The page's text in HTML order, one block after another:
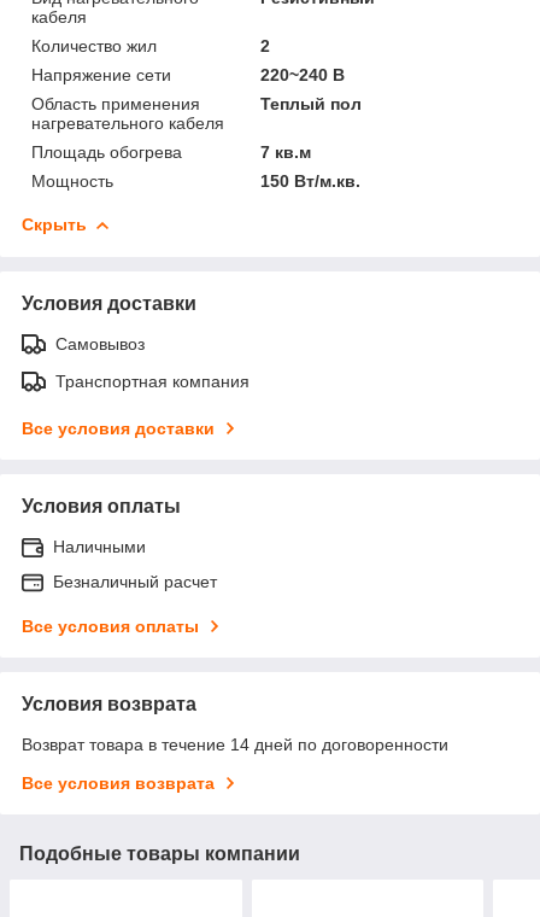
кабеля
Количество жил
2
Напряжение сети
220~240 В
Область применения
нагревательного кабеля
Теплый пол
Площадь обогрева
7 кв.м
Мощность
150 Вт/м.кв.
Скрыть
Условия доставки
Самовывоз
Транспортная компания
Все условия доставки
Условия оплаты
Наличными
Безналичный расчет
Все условия оплаты
Условия возврата
Возврат товара в течение 14 дней по договоренности
Все условия возврата
Подобные товары компании